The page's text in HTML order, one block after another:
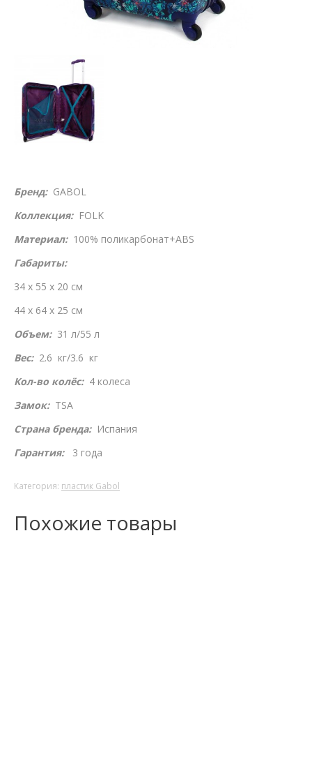
Бренд:GABOL
Коллекция:FOLK
Материал:100% поликарбонат+ABS
Габариты:
34 x 55 x 20 см
44 x 64 x 25 см
Объем:31 л/55 л
Вес: 2.6 кг/3.6 кг
Кол-во колёс:4 колеса
Замок: TSA
Страна бренда:Испания
Гарантия:3 года
Категория: пластик Gabol
Похожие товары